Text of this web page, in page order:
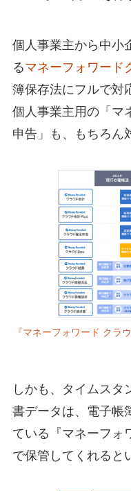
個人事業主から中小
るマネーフォワード
簿保存法にフルで対
個人事業主用の「マ
申告」も、もちろん
『マネーフォワード クラ
しかも、タイムスタ
書データは、電子帳
ている『マネーフォ
で保管してくれると